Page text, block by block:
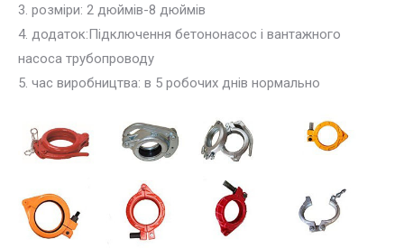
3. розміри: 2 дюймів-8 дюймів
4. додаток:Підключення бетононасос і вантажного
насоса трубопроводу
5. час виробництва: в 5 робочих днів нормально